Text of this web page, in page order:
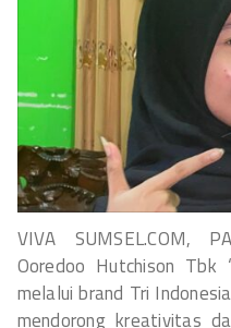
VIVA SUMSEL.COM,
Ooredoo Hutchison Tbk
melalui brand Tri
mendorong kreativitas